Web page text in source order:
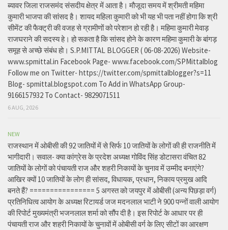
ब्यावर जिला राजसमंद संसदीय क्षेत्र में आता है। मौजूदा समय में श्रीमती महिमा
कुमारी भाजपा की सांसद है। शायद महिला कुमारी को भी यह भी पता नहीं होगा कि श्री
सीमेंट की फैक्ट्री की वजह से ग्रामीणों को परेशान हो रही है। महिमा कुमारी मेवाड़
राजघराने की सदस्य हे। हो सकता है कि सांसद होने के कारण महिमा कुमारी के बांगड़
समूह से अच्छे संबंध हो। S.P.MITTAL BLOGGER ( 06-08-2026) Website-
www.spmittal.in Facebook Page- www.facebook.com/SPMittalblog
Follow me on Twitter- https://twitter.com/spmittalblogger?s=11
Blog- spmittal.blogspot.com To Add in WhatsApp Group-
9166157932 To Contact- 9829071511
6 AUG, 2026
NEW
राजस्थान में ओबीसी की 92 जातियों में से सिर्फ 10 जातियों के लोगों की ही राजनीति में
भागीदारी। सवाल- क्या कांग्रेस के प्रदेश अध्यक्ष गोविंद सिंह डोटासरा वंचित 82
जातियों के लोगों को पंचायती राज और शहरी निकायों के चुनाव में उम्मीद बनाएंगे?
आखिर क्यों 10 जातियों के लोग ही सांसद, विधायक, प्रधान, निकाय प्रमुख आदि
बनते हैं? ================ 5 अगस्त को जयपुर में ओबीसी (अन्य पिछड़ा वर्ग)
प्रतिनिधित्व आयोग के अध्यक्ष रिटायर्ड जज मदनलाल भाटी ने 900 पन्नों वाली आयोग
की रिपोर्ट मुख्यमंत्री भजनलाल शर्मा को सौंप दी है। इस रिपोर्ट के आधार पर ही
पंचायती राज और शहरी निकायों के चुनावों में ओबीसी वर्ग के लिए सीटों का आरक्षण